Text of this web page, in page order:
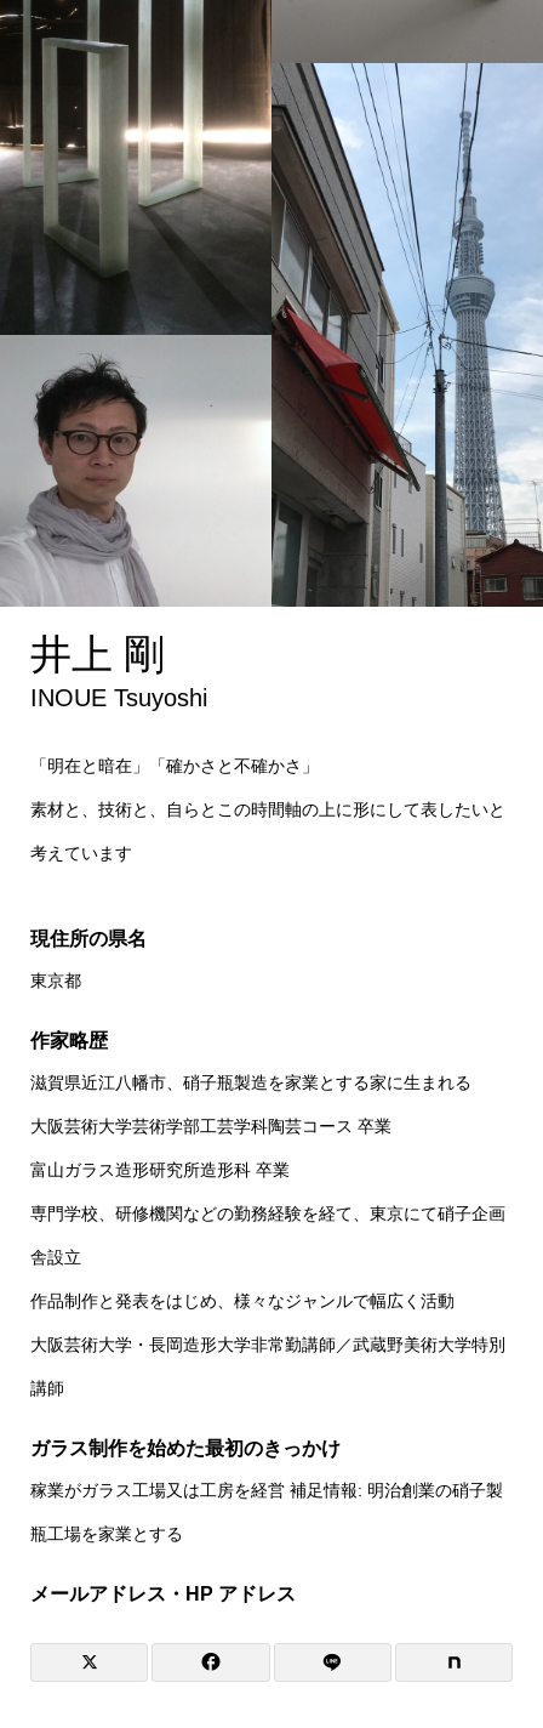
井上 剛
INOUE Tsuyoshi
「明在と暗在」「確かさと不確かさ」
素材と、技術と、自らとこの時間軸の上に形にして表したいと
考えています
現住所の県名
東京都
作家略歴
滋賀県近江八幡市、硝子瓶製造を家業とする家に生まれる
大阪芸術大学芸術学部工芸学科陶芸コース 卒業
富山ガラス造形研究所造形科 卒業
専門学校、研修機関などの勤務経験を経て、東京にて硝子企画
舎設立
作品制作と発表をはじめ、様々なジャンルで幅広く活動
大阪芸術大学・長岡造形大学非常勤講師／武蔵野美術大学特別
講師
ガラス制作を始めた最初のきっかけ
稼業がガラス工場又は工房を経営 補足情報: 明治創業の硝子製
瓶工場を家業とする
メールアドレス・HP アドレス